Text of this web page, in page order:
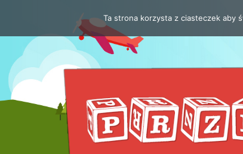
do
treści
Ta strona korzysta z ciasteczek aby